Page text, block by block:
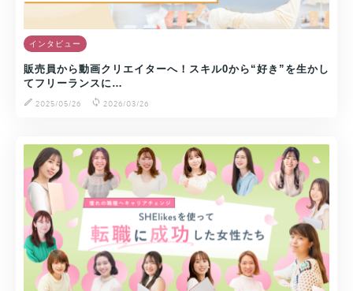
インタビュー
販売員から動画クリエイターへ！スキル0から“好き”を生かし
てフリーランスに…
2025/05/26
2026/03/26